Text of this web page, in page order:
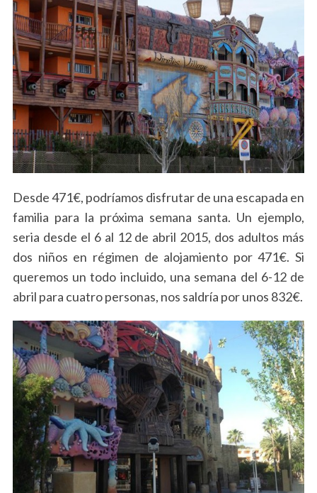
Desde 471€, podríamos disfrutar de una escapada en
familia para la próxima semana santa. Un ejemplo,
seria desde el 6 al 12 de abril 2015, dos adultos más
dos niños en régimen de alojamiento por 471€. Si
queremos un todo incluido, una semana del 6-12 de
abril para cuatro personas, nos saldría por unos 832€.
e
r
c
f
o
r
: